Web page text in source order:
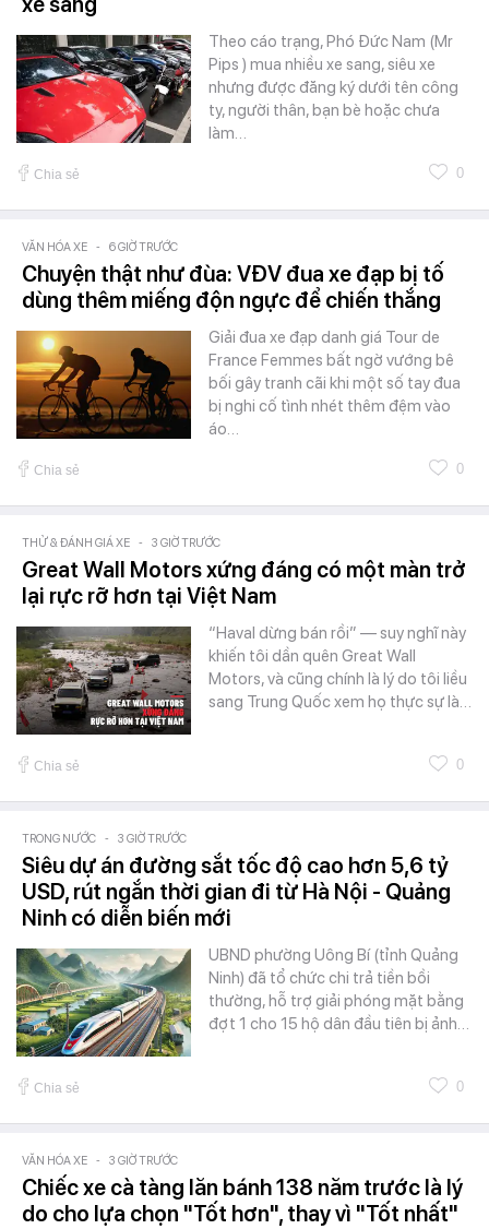
Theo cáo trạng, Phó Đức Nam (Mr
Pips ) mua nhiều xe sang, siêu xe
nhưng được đăng ký dưới tên công
ty, người thân, bạn bè hoặc chưa
làm…
Chia sẻ 0
VĂN HÓA XE - 6 GIỜ TRƯỚC
Chuyện thật như đùa: VĐV đua xe đạp bị tố
dùng thêm miếng độn ngực để chiến thắng
Giải đua xe đạp danh giá Tour de
France Femmes bất ngờ vướng bê
bối gây tranh cãi khi một số tay đua
bị nghi cố tình nhét thêm đệm vào
áo…
Chia sẻ 0
THỬ & ĐÁNH GIÁ XE - 3 GIỜ TRƯỚC
Great Wall Motors xứng đáng có một màn trở
lại rực rỡ hơn tại Việt Nam
“Haval dừng bán rồi” — suy nghĩ này
khiến tôi dần quên Great Wall
Motors, và cũng chính là lý do tôi liều
sang Trung Quốc xem họ thực sự là…
Chia sẻ 0
TRONG NƯỚC - 3 GIỜ TRƯỚC
Siêu dự án đường sắt tốc độ cao hơn 5,6 tỷ
USD, rút ngắn thời gian đi từ Hà Nội - Quảng
Ninh có diễn biến mới
UBND phường Uông Bí (tỉnh Quảng
Ninh) đã tổ chức chi trả tiền bồi
thường, hỗ trợ giải phóng mặt bằng
đợt 1 cho 15 hộ dân đầu tiên bị ảnh…
Chia sẻ 0
VĂN HÓA XE - 3 GIỜ TRƯỚC
Chiếc xe cà tàng lăn bánh 138 năm trước là lý
do cho lựa chọn "Tốt hơn", thay vì "Tốt nhất"